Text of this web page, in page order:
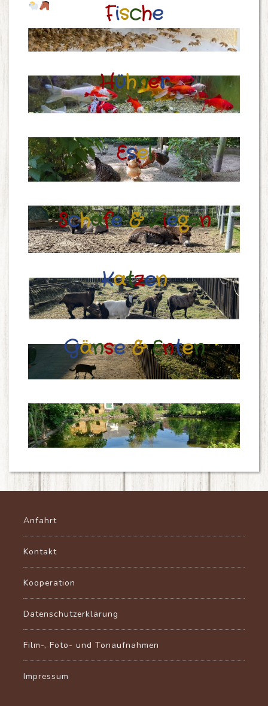
Fische
Hühner
Esel
Schafe & Ziegen
Katzen
Gänse & Enten
Anfahrt
Kontakt
Kooperation
Datenschutzerklärung
Film-, Foto- und Tonaufnahmen
Impressum